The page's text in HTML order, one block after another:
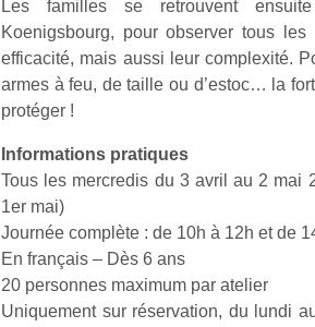
Les familles se retrouvent
Koenigsbourg, pour observer tous
efficacité, mais aussi leur complexité.
armes à feu, de taille ou d’estoc… la
protéger !
Informations pratiques
Tous les mercredis du 3 avril au 2 mai
1er mai)
Journée complète : de 10h à 12h et de
En français – Dès 6 ans
20 personnes maximum par atelier
Uniquement sur réservation, du lundi